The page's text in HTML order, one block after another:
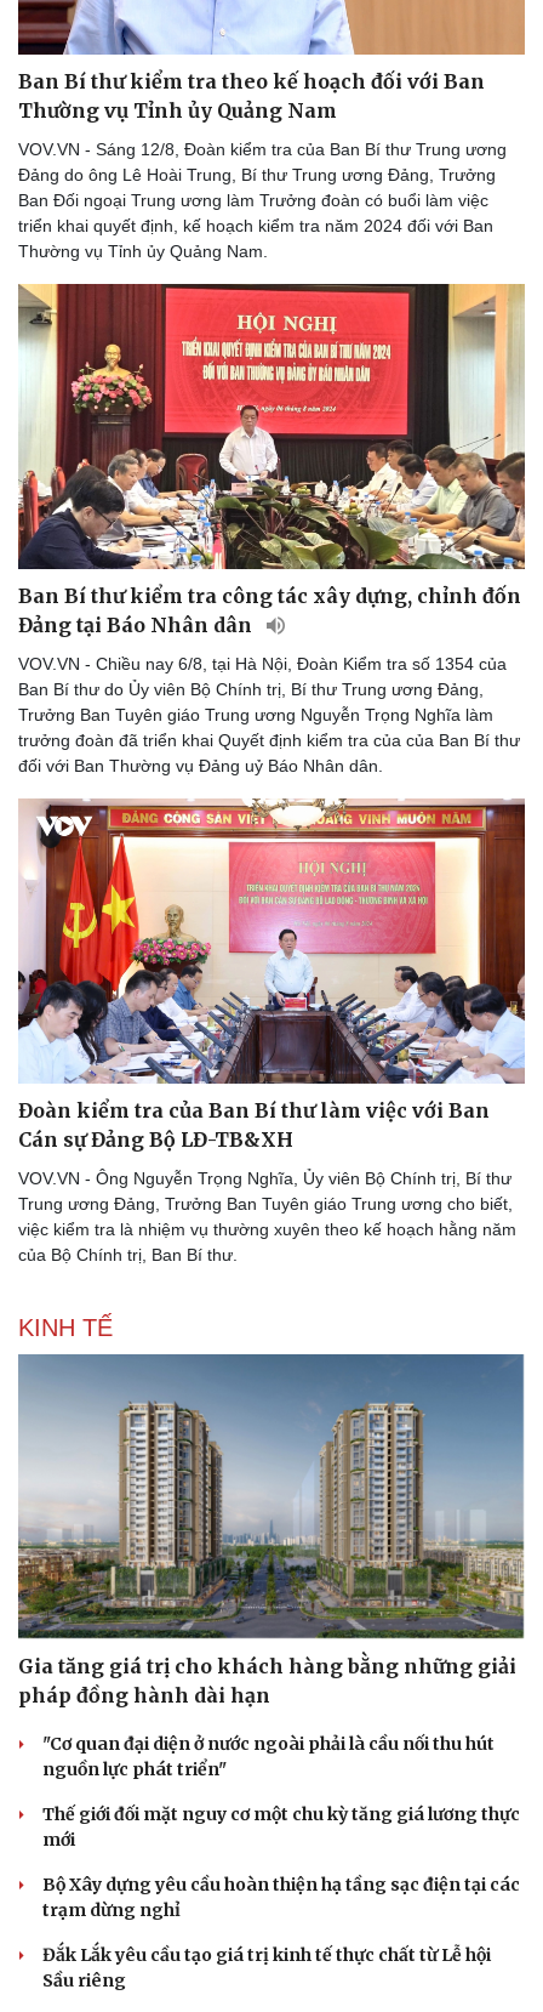
Pháp luật
Vụ án
Tin nóng
Tư vấn luật
Quân sự - Quốc phòng
Vũ khí
Việt Nam
Phân tích
Ban Bí thư kiểm tra theo kế hoạch đối với Ban
Thường vụ Tỉnh ủy Quảng Nam
VOV.VN - Sáng 12/8, Đoàn kiểm tra của Ban Bí thư Trung ương
Đảng do ông Lê Hoài Trung, Bí thư Trung ương Đảng, Trưởng
Ban Đối ngoại Trung ương làm Trưởng đoàn có buổi làm việc
triển khai quyết định, kế hoạch kiểm tra năm 2024 đối với Ban
Thường vụ Tỉnh ủy Quảng Nam.
Ban Bí thư kiểm tra công tác xây dựng, chỉnh đốn
Đảng tại Báo Nhân dân
VOV.VN - Chiều nay 6/8, tại Hà Nội, Đoàn Kiểm tra số 1354 của
Ban Bí thư do Ủy viên Bộ Chính trị, Bí thư Trung ương Đảng,
Trưởng Ban Tuyên giáo Trung ương Nguyễn Trọng Nghĩa làm
trưởng đoàn đã triển khai Quyết định kiểm tra của của Ban Bí thư
đối với Ban Thường vụ Đảng uỷ Báo Nhân dân.
Đoàn kiểm tra của Ban Bí thư làm việc với Ban
Cán sự Đảng Bộ LĐ-TB&XH
VOV.VN - Ông Nguyễn Trọng Nghĩa, Ủy viên Bộ Chính trị, Bí thư
Trung ương Đảng, Trưởng Ban Tuyên giáo Trung ương cho biết,
việc kiểm tra là nhiệm vụ thường xuyên theo kế hoạch hằng năm
của Bộ Chính trị, Ban Bí thư.
KINH TẾ
Gia tăng giá trị cho khách hàng bằng những giải
pháp đồng hành dài hạn
"Cơ quan đại diện ở nước ngoài phải là cầu nối thu hút
nguồn lực phát triển"
Thế giới đối mặt nguy cơ một chu kỳ tăng giá lương thực
mới
Bộ Xây dựng yêu cầu hoàn thiện hạ tầng sạc điện tại các
trạm dừng nghỉ
Đắk Lắk yêu cầu tạo giá trị kinh tế thực chất từ Lễ hội
Sầu riêng